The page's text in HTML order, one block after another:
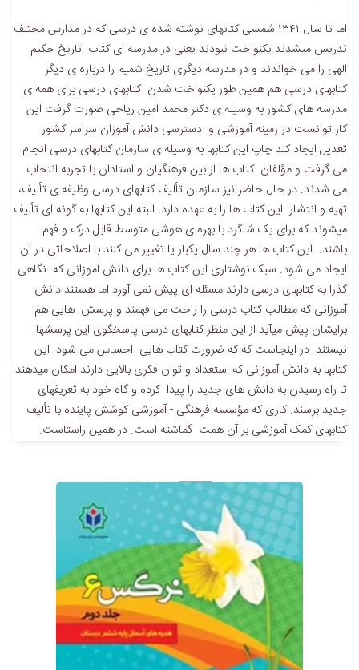
اما تا سال ۱۳۴۱ شمسی کتابهای نوشته شده ی درسی که در مدارس مختلف
تدریس میشدند یکنواخت نبودند یعنی در مدرسه ای کتاب تاریخ حکیم
الهی را می خواندند و در مدرسه دیگری تاریخ شمیم را درباره ی دیگر
کتابهای درسی هم همین طور یکنواخت شدن کتابهای درسی برای همه ی
مدرسه های کشور به وسیله ی دکتر محمد امین ریاحی صورت گرفت این
کار توانست در زمینه آموزشی و دسترسی دانش آموزان سراسر کشور
تعدیل ایجاد کند چاپ این کتابها به وسیله ی سازمان کتابهای درسی انجام
می گرفت و مؤلفان کتاب ها از بین فرهنگیان و استادان با تجربه انتخاب
می شدند. در حال حاضر نیز سازمان تألیف کتابهای درسی وظیفه ی تألیف،
تهیه و انتشار این کتاب ها را به عهده دارد. البته این کتابها به گونه ای تألیف
میشوند که برای یک شاگرد با بهره ی هوشی متوسط قابل درک و فهم
باشند. این کتاب ها هر چند سال یکبار یا تغییر می کنند با اصلاحاتی در آن
ایجاد می شود. سبک نوشتاری این کتاب ها برای دانش آموزانی که نگاهی
گذرا به کتابهای درسی دارند مسئله ای پیش نمی آورد اما هستند دانش
آموزانی که مطالب کتاب درسی را راحت می فهمند و پرسش هایی هم
برایشان پیش میآید از این منظر کتابهای درسی پاسخگوی این پرسشها
نیستند. در اینجاست که که ضرورت کتاب هایی احساس می شود. این
کتابها به دانش آموزانی که استعداد و توان فکری بالایی دارند امکان میدهند
تا راه رسیدن به دانش های جدید را پیدا کرده و گاه خود به تعریفهای
جدید برسند. کاری که مؤسسه فرهنگی - آموزشی کوشش پاینده با تألیف
کتابهای کمک آموزشی بر آن همت گماشته است. در همین راستاست.